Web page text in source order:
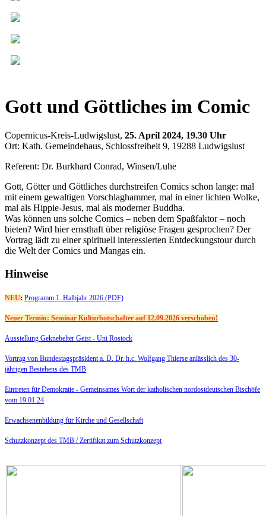
Gott und Göttliches im Comic
Copernicus-Kreis-Ludwigslust, 25. April 2024, 19.30 Uhr
Ort: Kath. Gemeindehaus, Schlossfreiheit 9, 19288 Ludwigslust
Referent: Dr. Burkhard Conrad, Winsen/Luhe
Gott, Götter und Göttliches durchstreifen Comics schon lange: mal
mit einem gewaltigen Vorschlaghammer, mal in einer lichten Wolke,
mal als Hippie-Jesus, mal als moderner Buddha.
Was können uns solche Comics – neben dem Spaßfaktor – noch
bieten? Wird hier ernsthaft über religiöse Fragen gesprochen? Der
Vortrag lädt zu einer spirituell interessierten Entdeckungstour durch
die Welt der Comics und Mangas ein.
Hinweise
NEU: Programm 1. Halbjahr 2026 (PDF)
Neuer Termin: Seminar Kulturbotschafter auf 12.09.2026 verschoben!
Ausstellung Geknebelter Geist - Uni Rostock
Vortrag von Bundestagspräsident a. D. Dr. h.c. Wolfgang Thierse anlässlich des 30-
jährigen Bestehens des TMB
Eintreten für Demokratie - Gemeinsames Wort der katholischen nordostdeutschen Bischöfe
vom 19.01.24
Erwachsenenbildung für Kirche und Gesellschaft
Schutzkonzept des TMB / Zertifikat zum Schutzkonzept